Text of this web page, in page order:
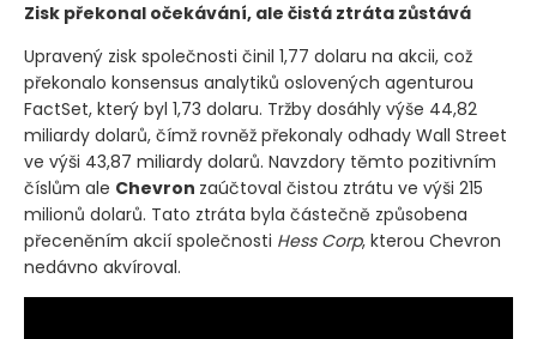
Zisk překonal očekávání, ale čistá ztráta zůstává
Upravený zisk společnosti činil 1,77 dolaru na akcii, což
překonalo konsensus analytiků oslovených agenturou
FactSet, který byl 1,73 dolaru. Tržby dosáhly výše 44,82
miliardy dolarů, čímž rovněž překonaly odhady Wall Street
ve výši 43,87 miliardy dolarů. Navzdory těmto pozitivním
číslům ale Chevron zaúčtoval čistou ztrátu ve výši 215
milionů dolarů. Tato ztráta byla částečně způsobena
přeceněním akcií společnosti Hess Corp, kterou Chevron
nedávno akvíroval.